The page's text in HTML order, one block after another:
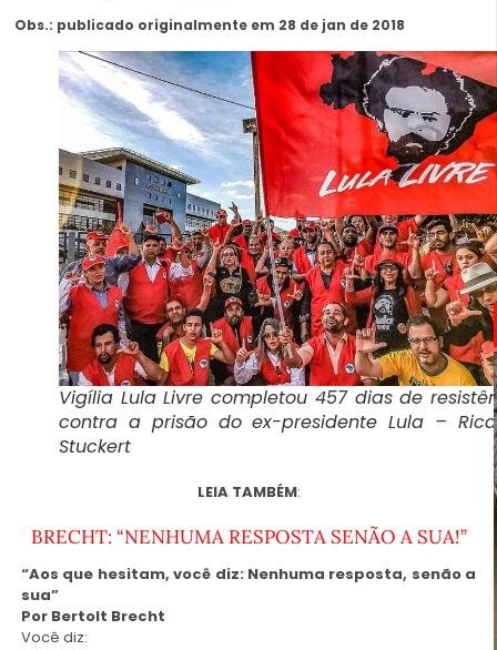
Obs.: publicado originalmente em 28 de jan de 2018
Vigília Lula Livre completou 457 dias de
contra a prisão do ex-presidente Lula –
Stuckert
LEIA TAMBÉM:
BRECHT: “NENHUMA RESPOSTA SENÃO A SUA!”
“Aos que hesitam, você diz: Nenhuma resposta, senão a
sua”
Por Bertolt Brecht
Você diz: